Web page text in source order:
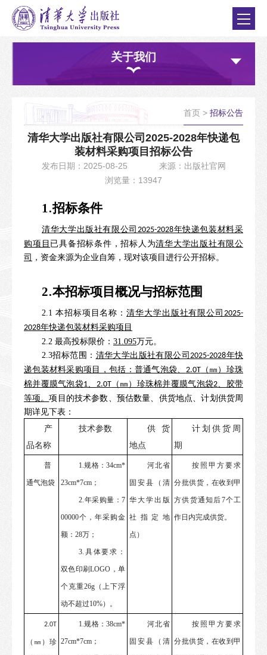
关于我们
首页 > 招标公告
清华大学出版社有限公司2025-2028年快递包
装材料采购项目招标公告
发布日期：2025-08-25
来源：出版社官网
浏览量：13947
1.招标条件
清华大学出版社有限公司 2025-2028年快递包装材料采
购项目 已具备招标条件，招标人为清华大学出版社有限公
司
，资金来源为企业自筹，现对该项目进行公开招标。
2.本招标项目概况与招标范围
2.1 本招标项目名称：清华大学出版社有限公司 2025-
2028年快递包装材料采购项目
2.2 最高投标限价： 31.095万元。
2.3招标范围： 清华大学出版社有限公司 2025-2028年快
递包装材料采购项目，包括：普通气泡袋、 2.0T（㎜）珍珠
棉并覆膜气泡袋1 2.0T（㎜）珍珠棉并覆膜气泡袋2 、胶带
等项。项目的技术参数、预估数量、供货地点、计划供货周
期详见下表：
产
品名称
技术参数
供货
地点
计划供货周
期
普
通气泡袋
1.规格：34cm*
23cm*7cm；
2.年采购量：7
00000个，年采购金
额：28万；
3.具体要求：
双色印刷LOGO，单
个克重26g（上下浮
动不超过10%） 。
河北省
固安县（清
华大学出版
社指定地
点）
按照甲方要求
分批供货，在收到甲
方供货通知后7个工
作日内完成供货。
2.0T
（㎜）珍
1.规格：38cm*
27cm*7cm；
河北省
固安县（清
按照甲方要求
分批供货，在收到甲